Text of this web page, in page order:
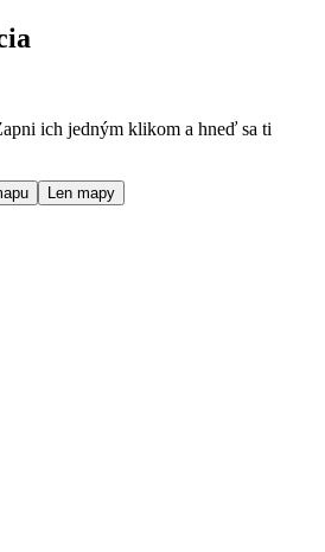
ich jedným klikom a hneď sa ti
Len mapy